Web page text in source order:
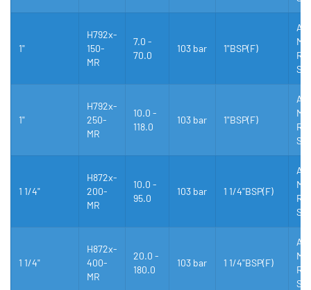
1"
H792x-
150-
MR
7.0 -
70.0
103 bar 1"BSP(F)
1"
H792x-
250-
MR
10.0 -
118.0
103 bar 1"BSP(F)
1 1/4"
H872x-
200-
MR
10.0 -
95.0
103 bar 1 1/4"BSP(F)
1 1/4"
H872x-
400-
MR
20.0 -
180.0
103 bar 1 1/4"BSP(F)